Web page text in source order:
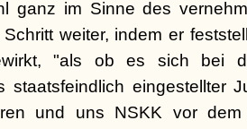
ganz im Sinne des
weiter, indem er
"als ob es sich bei
staatsfeindlich eingestellter
und uns NSKK vor dem